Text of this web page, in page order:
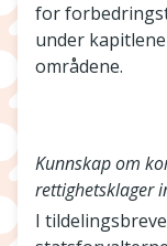
for
under
områdene.
Kunnskap om
rettighetsklager
I